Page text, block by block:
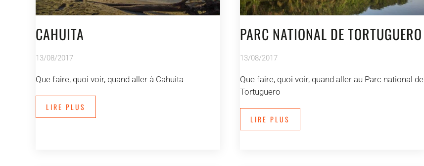
CAHUITA
13/08/2017
Que faire, quoi voir, quand aller à Cahuita
LIRE PLUS
PARC NATIONAL DE TORTUGUERO
13/08/2017
Que faire, quoi voir, quand aller au Parc national de
Tortuguero
LIRE PLUS